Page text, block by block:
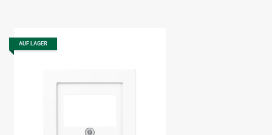
AUF LAGER